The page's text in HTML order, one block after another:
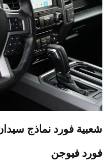
شعبية فورد نماذج سيدان
فورد فيوجن